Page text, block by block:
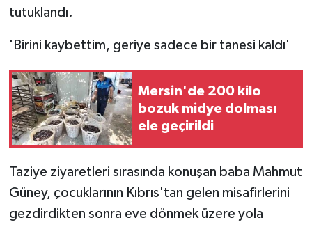
tutuklandı.
'Birini kaybettim, geriye sadece bir tanesi kaldı'
Mersin'de 200 kilo
bozuk midye dolması
ele geçirildi
Taziye ziyaretleri sırasında konuşan baba Mahmut
Güney, çocuklarının Kıbrıs'tan gelen misafirlerini
gezdirdikten sonra eve dönmek üzere yola